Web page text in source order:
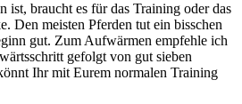
ist, braucht es für das Training oder das
Den meisten Pferden tut ein bisschen
gut. Zum Aufwärmen empfehle ich
gefolgt von gut sieben
Ihr mit Eurem normalen Training